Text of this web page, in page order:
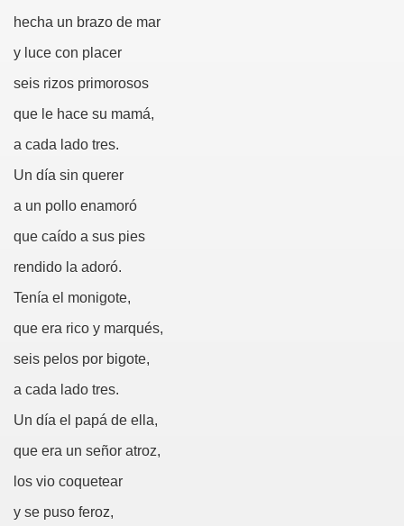
hecha un brazo de mar
y luce con placer
seis rizos primorosos
que le hace su mamá,
a cada lado tres.
Un día sin querer
a un pollo enamoró
que caído a sus pies
rendido la adoró.
Tenía el monigote,
que era rico y marqués,
seis pelos por bigote,
a cada lado tres.
Un día el papá de ella,
que era un señor atroz,
los vio coquetear
y se puso feroz,
(Camilo José Cela)
Español
de Texto)
Blanco)
XVII, Anónimo)
de Favara (Josep Bernat i Baldoví, en valencià)